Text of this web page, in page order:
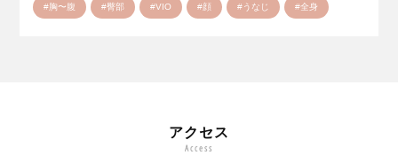
#胸〜腹 #臀部 #VIO #顔 #うなじ #全身
アクセス
Access